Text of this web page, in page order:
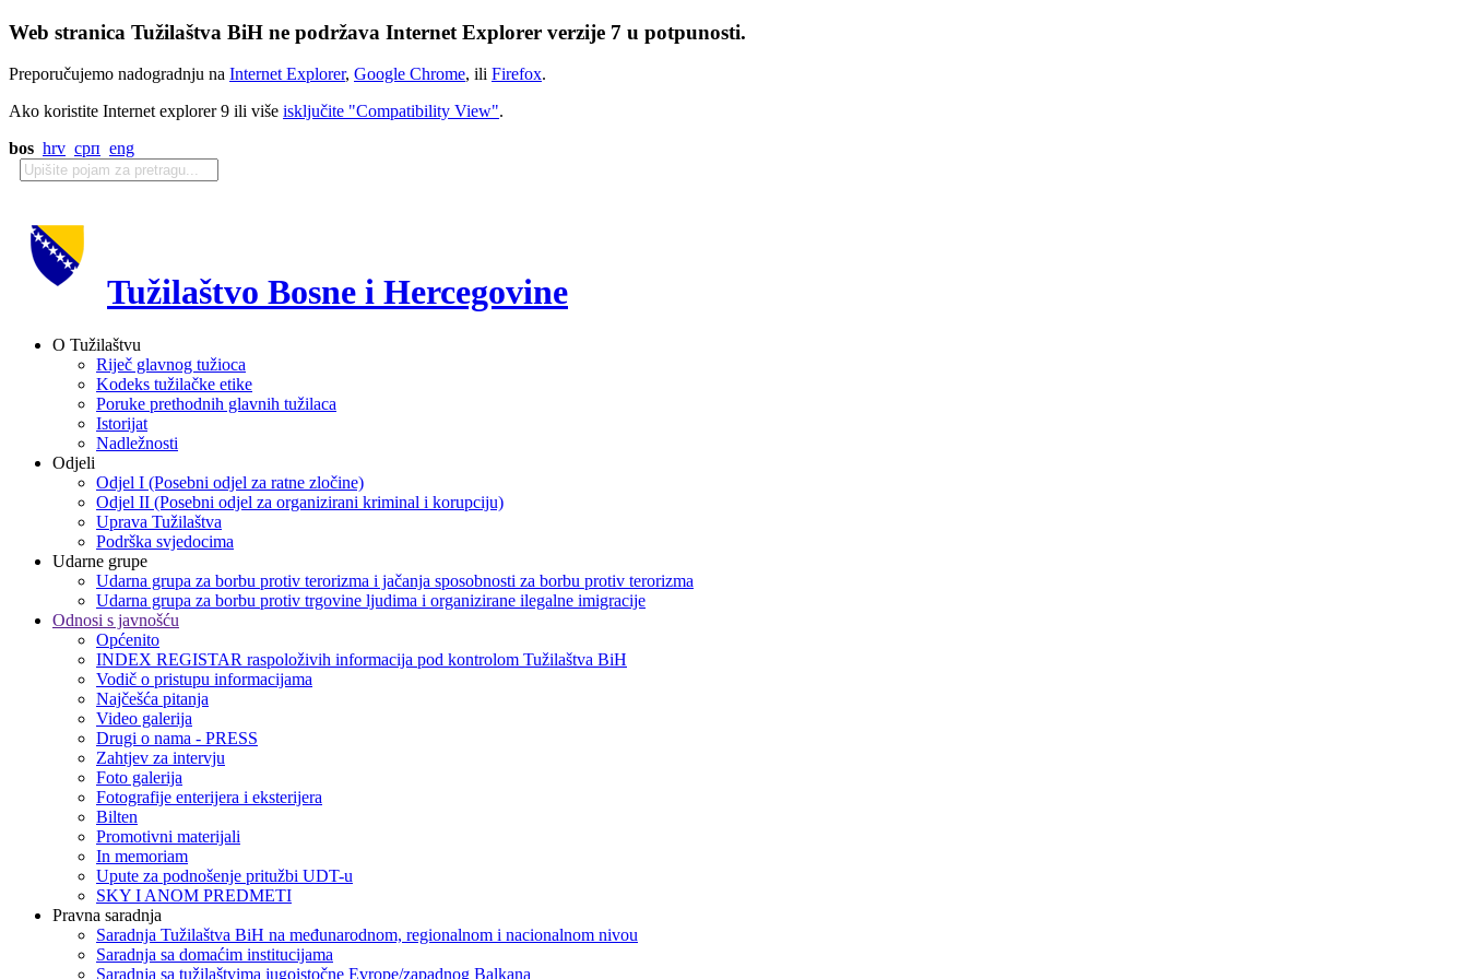
Web stranica Tužilaštva BiH ne podržava Internet Explorer verzije 7 u potpunosti.
Preporučujemo nadogradnju na Internet Explorer, Google Chrome, ili Firefox.
Ako koristite Internet explorer 9 ili više isključite "Compatibility View".
bos hrv срп eng
Tužilaštvo Bosne i Hercegovine
O Tužilaštvu
Riječ glavnog tužioca
Kodeks tužilačke etike
Poruke prethodnih glavnih tužilaca
Istorijat
Nadležnosti
Odjeli
Odjel I (Posebni odjel za ratne zločine)
Odjel II (Posebni odjel za organizirani kriminal i korupciju)
Uprava Tužilaštva
Podrška svjedocima
Udarne grupe
Udarna grupa za borbu protiv terorizma i jačanja sposobnosti za borbu protiv terorizma
Udarna grupa za borbu protiv trgovine ljudima i organizirane ilegalne imigracije
Odnosi s javnošću
Općenito
INDEX REGISTAR raspoloživih informacija pod kontrolom Tužilaštva BiH
Vodič o pristupu informacijama
Najčešća pitanja
Video galerija
Drugi o nama - PRESS
Zahtjev za intervju
Foto galerija
Fotografije enterijera i eksterijera
Bilten
Promotivni materijali
In memoriam
Upute za podnošenje pritužbi UDT-u
SKY I ANOM PREDMETI
Pravna saradnja
Saradnja Tužilaštva BiH na međunarodnom, regionalnom i nacionalnom nivou
Saradnja sa domaćim institucijama
Saradnja sa tužilaštvima jugoistočne Evrope/zapadnog Balkana